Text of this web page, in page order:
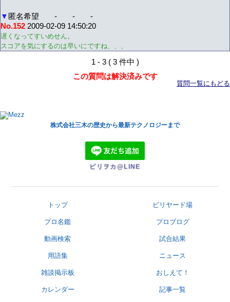
▼ 匿名希望 - -
-
No.152 2009-02-09 14:50:20
遅くなってすいめせん。
スコアを気にするのは早いにですね、、、
1 - 3 ( 3 件中 )
この質問は解決済みです
質問一覧にもどる
株式会社三木の歴史から最新テクノロジーまで
ビリヲカ@LINE
トップ ビリヤード場
プロ名鑑 プロブログ
動画検索 試合結果
用語集 ニュース
雑談掲示板 おしえて！
カレンダー 記事一覧